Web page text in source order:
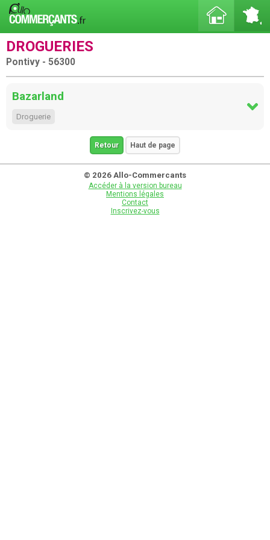
DROGUERIES
Pontivy - 56300
Bazarland
Droguerie
Retour Haut de page
© 2026 Allo-Commercants
Accéder à la version bureau
Mentions légales
Contact
Inscrivez-vous